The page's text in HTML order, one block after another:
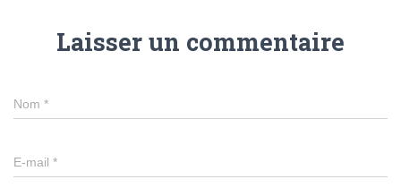
Laisser un commentaire
Nom *
E-mail *